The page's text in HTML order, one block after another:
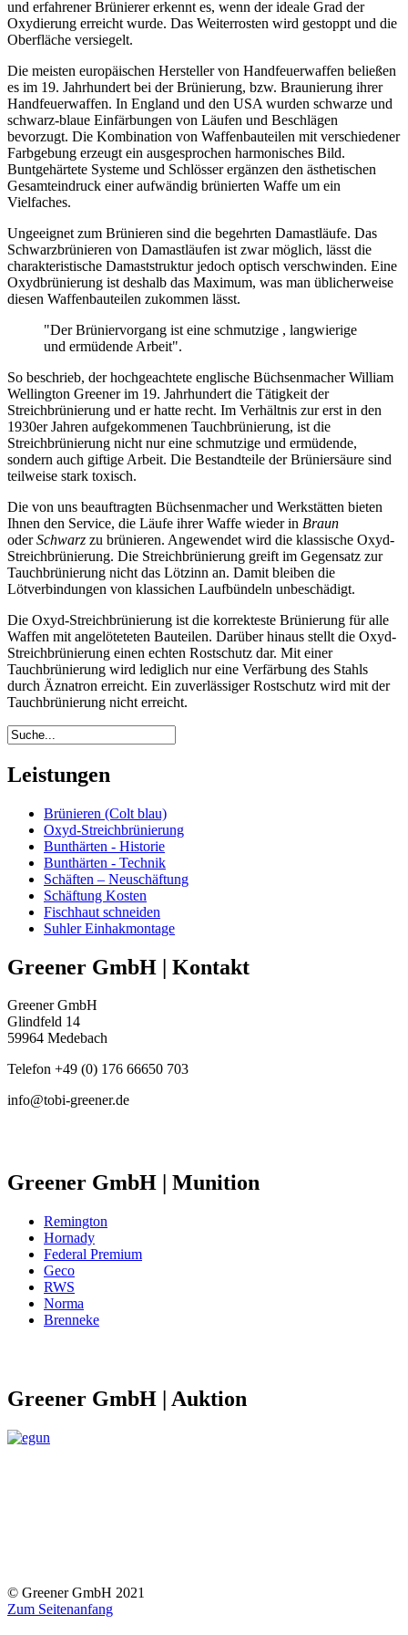
und erfahrener Brünierer erkennt es, wenn der ideale Grad der
Oxydierung erreicht wurde. Das Weiterrosten wird gestoppt und die
Oberfläche versiegelt.
Die meisten europäischen Hersteller von Handfeuerwaffen beließen
es im 19. Jahrhundert bei der Brünierung, bzw. Braunierung ihrer
Handfeuerwaffen. In England und den USA wurden schwarze und
schwarz-blaue Einfärbungen von Läufen und Beschlägen
bevorzugt. Die Kombination von Waffenbauteilen mit verschiedener
Farbgebung erzeugt ein ausgesprochen harmonisches Bild.
Buntgehärtete Systeme und Schlösser ergänzen den ästhetischen
Gesamteindruck einer aufwändig brünierten Waffe um ein
Vielfaches.
Ungeeignet zum Brünieren sind die begehrten Damastläufe. Das
Schwarzbrünieren von Damastläufen ist zwar möglich, lässt die
charakteristische Damaststruktur jedoch optisch verschwinden. Eine
Oxydbrünierung ist deshalb das Maximum, was man üblicherweise
diesen Waffenbauteilen zukommen lässt.
"Der Brüniervorgang ist eine schmutzige , langwierige
und ermüdende Arbeit".
So beschrieb, der hochgeachtete englische Büchsenmacher William
Wellington Greener im 19. Jahrhundert die Tätigkeit der
Streichbrünierung und er hatte recht. Im Verhältnis zur erst in den
1930er Jahren aufgekommenen Tauchbrünierung, ist die
Streichbrünierung nicht nur eine schmutzige und ermüdende,
sondern auch giftige Arbeit. Die Bestandteile der Brüniersäure sind
teilweise stark toxisch.
Die von uns beauftragten Büchsenmacher und Werkstätten bieten
Ihnen den Service, die Läufe ihrer Waffe wieder in Braun
oderSchwarz zu brünieren. Angewendet wird die klassische Oxyd-
Streichbrünierung. Die Streichbrünierung greift im Gegensatz zur
Tauchbrünierung nicht das Lötzinn an. Damit bleiben die
Lötverbindungen von klassichen Laufbündeln unbeschädigt.
Die Oxyd-Streichbrünierung ist die korrekteste Brünierung für alle
Waffen mit angelöteteten Bauteilen. Darüber hinaus stellt die Oxyd-
Streichbrünierung einen echten Rostschutz dar. Mit einer
Tauchbrünierung wird lediglich nur eine Verfärbung des Stahls
durch Äznatron erreicht. Ein zuverlässiger Rostschutz wird mit der
Tauchbrünierung nicht erreicht.
Leistungen
Brünieren (Colt blau)
Oxyd-Streichbrünierung
Bunthärten - Historie
Bunthärten - Technik
Schäften – Neuschäftung
Schäftung Kosten
Fischhaut schneiden
Suhler Einhakmontage
Greener GmbH | Kontakt
Greener GmbH
Glindfeld 14
59964 Medebach
Telefon +49 (0) 176 66650 703
info@tobi-greener.de
Greener GmbH | Munition
Remington
Hornady
Federal Premium
Geco
RWS
Norma
Brenneke
Greener GmbH | Auktion
© Greener GmbH 2021
Zum Seitenanfang